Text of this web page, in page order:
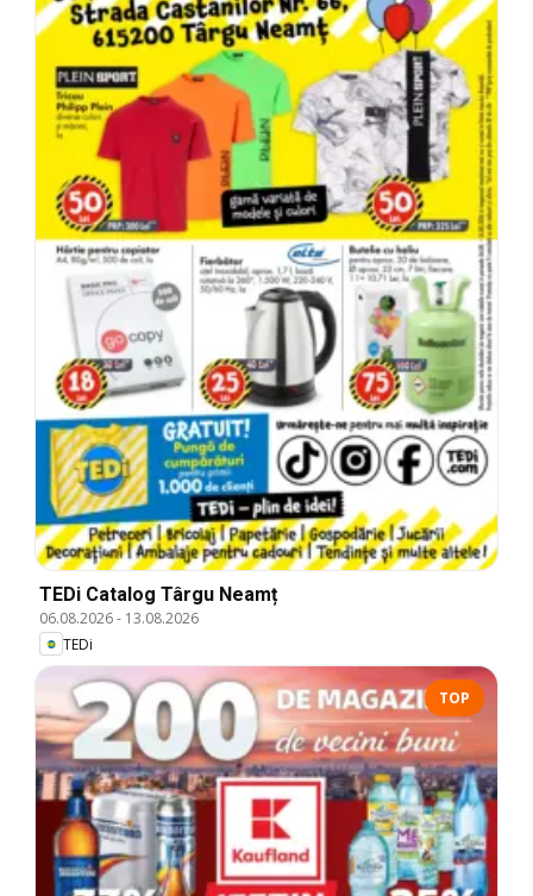
TEDi Catalog Târgu Neamț
06.08.2026- 13.08.2026
TEDi
TOP